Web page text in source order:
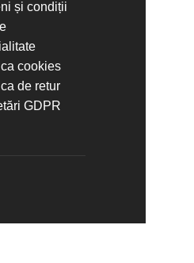
și condiții
cookies
de retur
GDPR